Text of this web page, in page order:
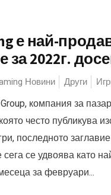
е най-
за 2022г.
Новини Други
компания за
често публикува
последното
се удвоява като
за февруари...